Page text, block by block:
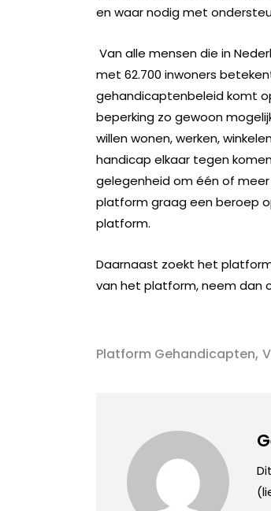
en waar nodig met
Van alle mensen die in
met 62.700 inwoners
gehandicaptenbeleid komt
beperking zo gewoon
willen wonen, werken,
handicap elkaar tegen
gelegenheid om één of
platform graag een beroep
platform.
Daarnaast zoekt het
van het platform, neem dan
Platform Gehandicapten,